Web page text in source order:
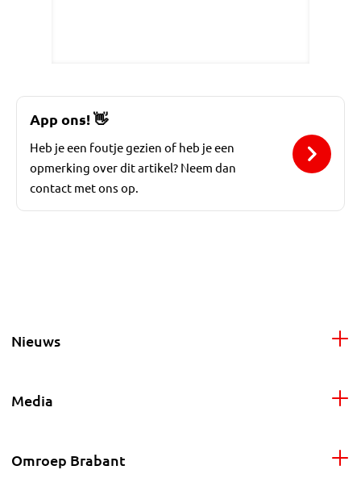
App ons!👋
Heb je een foutje gezien of heb je een
opmerking over dit artikel? Neem dan
contact met ons op.
Nieuws
Media
Omroep Brabant